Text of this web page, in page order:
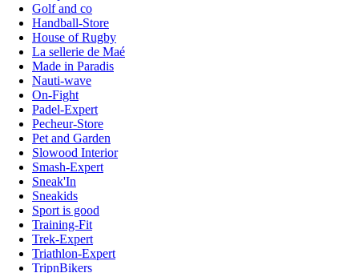
Golf and co
Handball-Store
House of Rugby
La sellerie de Maé
Made in Paradis
Nauti-wave
On-Fight
Padel-Expert
Pecheur-Store
Pet and Garden
Slowood Interior
Smash-Expert
Sneak'In
Sneakids
Sport is good
Training-Fit
Trek-Expert
Triathlon-Expert
TripnBikers